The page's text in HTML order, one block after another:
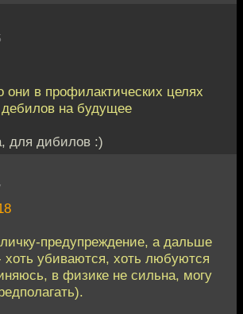
в профилактических целях
дебилов на будущее
для дибилов :)
предупреждение, а дальше
хоть убиваются, хоть любуются
в физике не сильна, могу